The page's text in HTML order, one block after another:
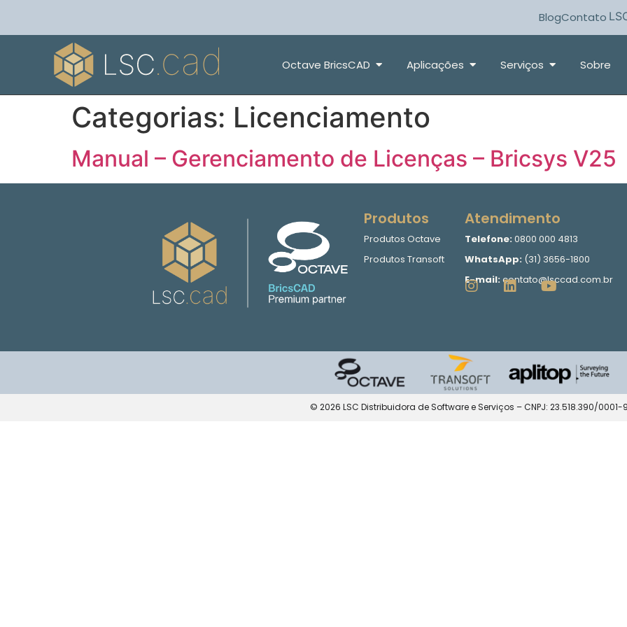
BlogContato
Octave BricsCAD Aplicações Serviços Sobre
Categorias: Licenciamento
Manual – Gerenciamento de Licenças – Bricsys V25
Produtos
Produtos Octave
Produtos Transoft
Atendimento
Telefone: 0800 000 4813
WhatsApp: (31) 3656-1800
E-mail: contato@lsccad.com.br
© 2026 LSC Distribuidora de Software e Serviços – CNPJ: 23.518.390/0001-